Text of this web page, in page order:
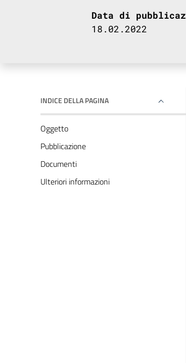
Data di
18.02.2022
INDICE DELLA PAGINA
Oggetto
Pubblicazione
Documenti
Ulteriori informazioni